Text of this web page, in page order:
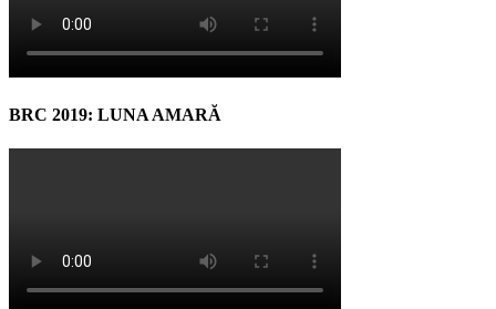
BRC 2019: LUNA AMARĂ